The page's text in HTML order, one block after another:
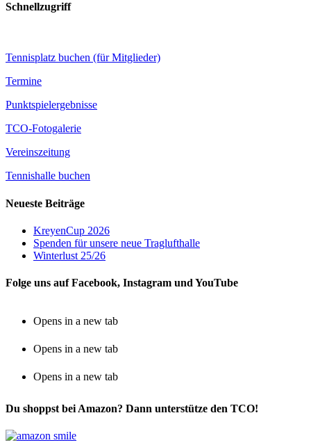
Schnellzugriff
Tennisplatz buchen (für Mitglieder)
Termine
Punktspielergebnisse
TCO-Fotogalerie
Vereinszeitung
Tennishalle buchen
Neueste Beiträge
KreyenCup 2026
Spenden für unsere neue Traglufthalle
Winterlust 25/26
Folge uns auf Facebook, Instagram und YouTube
Opens in a new tab
Opens in a new tab
Opens in a new tab
Du shoppst bei Amazon? Dann unterstütze den TCO!